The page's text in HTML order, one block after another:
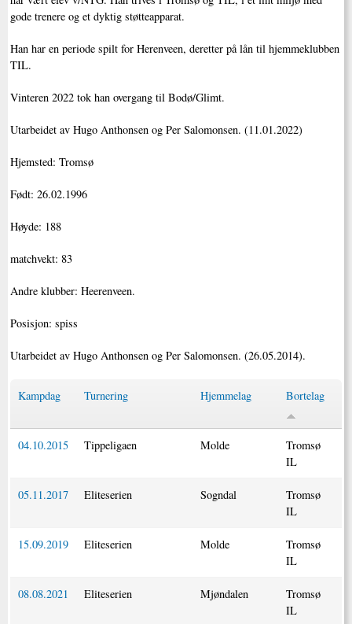
gode trenere og et dyktig støtteapparat.
Han har en periode spilt for Herenveen, deretter på lån til hjemmeklubben
TIL.
Vinteren 2022 tok han overgang til Bodø/Glimt.
Utarbeidet av Hugo Anthonsen og Per Salomonsen. (11.01.2022)
Hjemsted: Tromsø
Født: 26.02.1996
Høyde: 188
matchvekt: 83
Andre klubber: Heerenveen.
Posisjon: spiss
Utarbeidet av Hugo Anthonsen og Per Salomonsen. (26.05.2014).
Kampdag Turnering Hjemmelag Bortelag
04.10.2015 Tippeligaen Molde
Tromsø
IL
05.11.2017 Eliteserien Sogndal
Tromsø
IL
15.09.2019 Eliteserien Molde
Tromsø
IL
08.08.2021 Eliteserien Mjøndalen
Tromsø
IL